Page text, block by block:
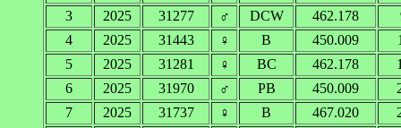
3
2025 31277 ♂ DCW 462.178
4
2025 31443 ♀ B 450.009
5
2025 31281 ♀ BC 462.178
6
2025 31970 ♂ PB 450.009
7
2025 31737 ♀ B 467.020